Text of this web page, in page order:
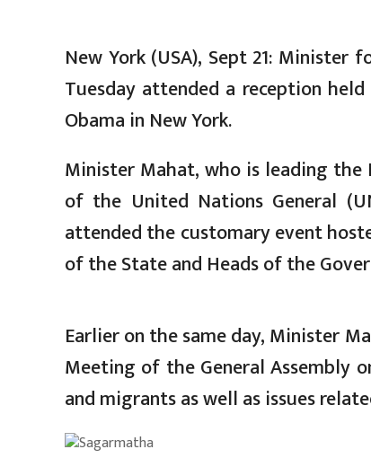
New York (USA), Sept 21: Minister
Tuesday attended a reception
Obama in New York.
Minister Mahat, who is leading
of the United Nations General
attended the customary event
of the State and Heads of the
Earlier on the same day, Minister
Meeting of the General Assembly
and migrants as well as issues